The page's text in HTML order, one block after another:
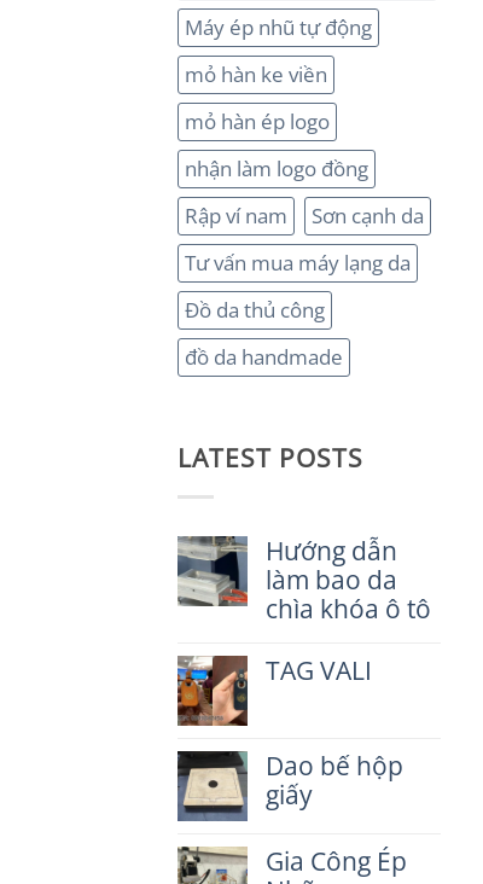
Máy ép nhũ tự động
mỏ hàn ke viền
mỏ hàn ép logo
nhận làm logo đồng
Rập ví nam
Sơn cạnh da
Tư vấn mua máy lạng da
Đồ da thủ công
đồ da handmade
LATEST POSTS
Hướng dẫn
làm bao da
chìa khóa ô tô
có
bình
dẫn
làm
bao
khóa
TAG VALI
luận
ở
TAG
Dao bế hộp
giấy
bình
Gia Công Ép